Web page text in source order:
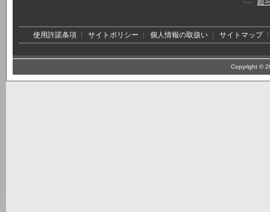
給
使用許諾条項 サイトポリシー 個人情報の取扱い サイトマップ
Copyright ©